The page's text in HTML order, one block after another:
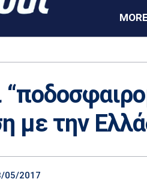
MORE
με την
05/2017